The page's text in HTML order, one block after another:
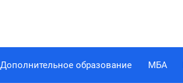
Дополнительное образование МБА